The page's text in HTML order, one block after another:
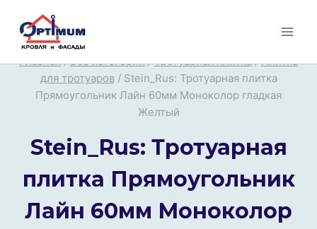
Перейти
Главная / Все категории / Тротуарная плитка / Плитка
для тротуаров / Stein_Rus: Тротуарная плитка
Прямоугольник Лайн 60мм Моноколор гладкая
Желтый
Stein_Rus: Тротуарная
плитка Прямоугольник
Лайн 60мм Моноколор